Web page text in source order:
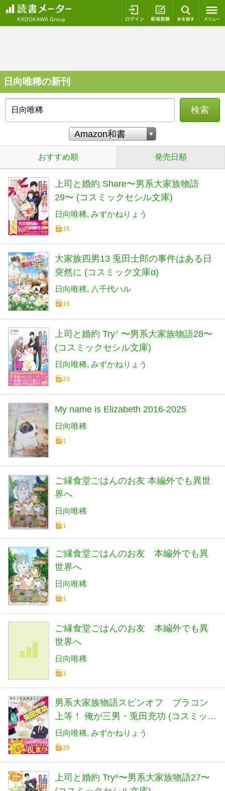
ログイン 新規登録
日向唯稀の新刊
検索
おすすめ順 発売日順
上司と婚約 Share〜男系大家族物語
29〜 (コスミックセシル文庫)
日向唯稀 みずかねりょう
15
大家族四男13 兎田士郎の事件はある日
突然に (コスミック文庫α)
日向唯稀 八千代ハル
15
上司と婚約 Try⁷ 〜男系大家族物語28〜
(コスミックセシル文庫)
日向唯稀 みずかねりょう
23
My name is Elizabeth 2016-2025
日向唯稀
1
ご縁食堂ごはんのお友 本編外でも異世
界へ
日向唯稀
1
ご縁食堂ごはんのお友 本編外でも異
世界へ
日向唯稀
1
ご縁食堂ごはんのお友 本編外でも異
世界へ
日向唯稀
1
男系大家族物語スピンオフ ブラコン
上等！ 俺が三男・兎田充功 (コスミック
セシル文庫)
日向唯稀 みずかねりょう
25
上司と婚約 Try⁶〜男系大家族物語27〜